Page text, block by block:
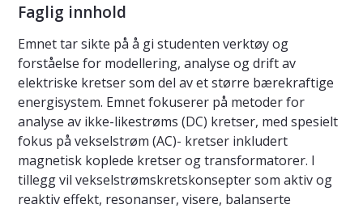
Faglig innhold
Emnet tar sikte på å gi studenten verktøy og
forståelse for modellering, analyse og drift av
elektriske kretser som del av et større bærekraftige
energisystem. Emnet fokuserer på metoder for
analyse av ikke-likestrøms (DC) kretser, med spesielt
fokus på vekselstrøm (AC)- kretser inkludert
magnetisk koplede kretser og transformatorer. I
tillegg vil vekselstrømskretskonsepter som aktiv og
reaktiv effekt, resonanser, visere, balanserte